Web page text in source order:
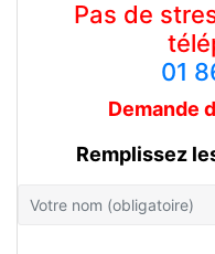
Pas de
01
Demande
Remplissez